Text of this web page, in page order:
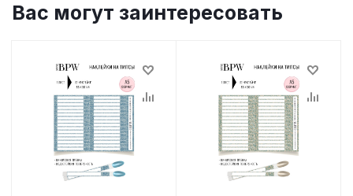
Вас могут заинтересовать